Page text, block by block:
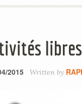
2015 Written by